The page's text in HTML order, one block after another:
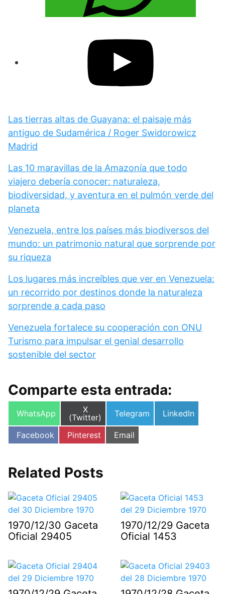
Las tierras altas de Guayana: el paisaje más
antiguo de Sudamérica / Roger Swidorowicz
Madrid
Las 10 maravillas de la Amazonía que todo
viajero debería conocer: naturaleza,
biodiversidad, y aventura en el pulmón verde del
planeta
Venezuela, entre los países más biodiversos del
mundo: un patrimonio natural que sorprende por
su riqueza
Los lugares más increíbles que ver en Venezuela:
un recorrido por destinos donde la naturaleza
sorprende a cada paso
Venezuela fortalece su cooperación con ONU
Turismo para impulsar el genial desarrollo
sostenible del sector
Comparte esta entrada:
Compartir
WhatsApp
Compartir
en
X
(Twitter)
Compartir
Telegram
Compartir
LinkedIn
Compartir
en
Facebook
Compartir
en
Pinterest
Compartir
en
Email
Related Posts
1970/12/30 Gaceta
Oficial 29405
1970/12/29 Gaceta
Oficial 1453